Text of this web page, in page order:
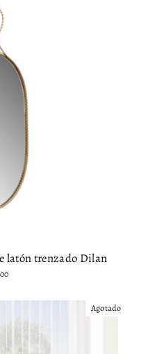
latón trenzado Dilan
Agotado